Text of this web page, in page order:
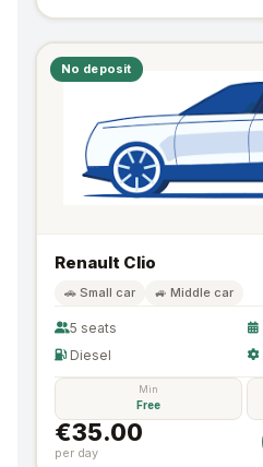
No deposit
Renault Clio
🚗 Small car 🚙 Middle car
5 seats
Diesel
Min
Free
€35.00
per day